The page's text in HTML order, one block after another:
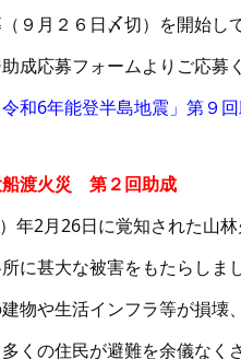
９月２６日〆切）を開始
成応募フォームよりご応募
令和6年能登半島地震」第９
渡火災 第２回助成
年2月26日に覚知された山
に甚大な被害をもたらし
物や生活インフラ等が損
くの住民が避難を余儀なく